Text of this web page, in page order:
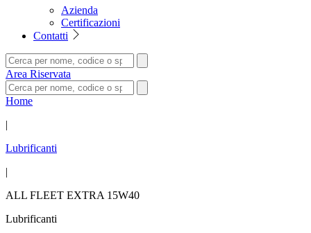
Azienda
Certificazioni
Contatti
Area Riservata
Home
|
Lubrificanti
|
ALL FLEET EXTRA 15W40
Lubrificanti